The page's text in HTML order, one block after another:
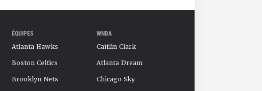
ÉQUIPES
Atlanta Hawks
Boston Celtics
Brooklyn Nets
WNBA
Caitlin Clark
Atlanta Dream
Chicago Sky